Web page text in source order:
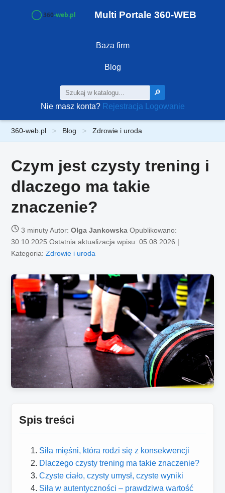
Multi Portale 360-WEB
Baza firm
Blog
🔎
Nie masz konta? Rejestracja Logowanie
360-web.pl Blog Zdrowie i uroda
Czym jest czysty trening i
dlaczego ma takie
znaczenie?
3 minutyAutor:Olga Jankowska Opublikowano:
30.10.2025 Ostatnia aktualizacja wpisu: 05.08.2026 |
Kategoria:Zdrowie i uroda
Spis treści
Siła mięśni, która rodzi się z konsekwencji
Dlaczego czysty trening ma takie znaczenie?
Czyste ciało, czysty umysł, czyste wyniki
Siła w autentyczności – prawdziwa wartość